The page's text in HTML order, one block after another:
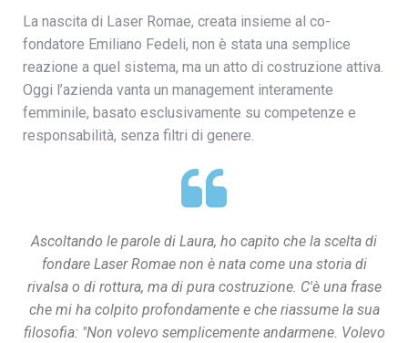
La nascita di Laser Romae, creata insieme al co-
fondatore Emiliano Fedeli, non è stata una semplice
reazione a quel sistema, ma un atto di costruzione attiva.
Oggi l’azienda vanta un management interamente
femminile, basato esclusivamente su competenze e
responsabilità, senza filtri di genere.
Ascoltando le parole di Laura, ho capito che la scelta di
fondare Laser Romae non è nata come una storia di
rivalsa o di rottura, ma di pura costruzione. C'è una frase
che mi ha colpito profondamente e che riassume la sua
filosofia: "Non volevo semplicemente andarmene. Volevo